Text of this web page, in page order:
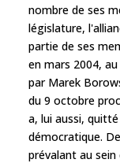
nombre de ses
législature,
partie de ses
en mars 2004,
par Marek
du 9 octobre
a, lui aussi,
démocratique.
prévalant au